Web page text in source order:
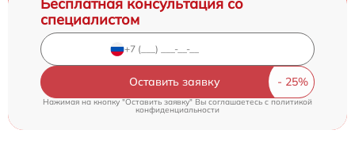
специалистом
Оставить заявку
Нажимая на кнопку "Оставить заявку" Вы соглашаетесь cполитикой
конфиденциальности